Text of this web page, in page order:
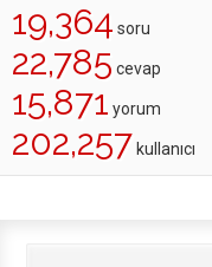
19,364 soru
22,785 cevap
15,871 yorum
202,257 kullanıcı